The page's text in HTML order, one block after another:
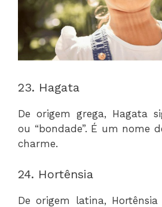
23. Hagata
De origem grega, Hagata
ou “bondade”. É um nome
charme.
24. Hortênsia
De origem latina, Hortênsia